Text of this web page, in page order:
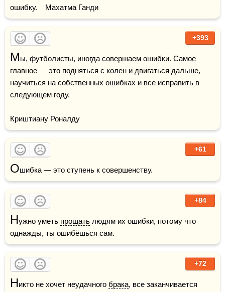
ошибку.    Махатма Ганди
+393
Мы, футболисты, иногда совершаем ошибки. Самое
главное — это подняться с колен и двигаться дальше,
научиться на собственных ошибках и все исправить в
следующем году.
Криштиану Роналду
+61
Ошибка — это ступень к совершенству.
+84
Нужно уметь прощать людям их ошибки, потому что
однажды, ты ошибёшься сам.
+72
Никто не хочет неудачного брака